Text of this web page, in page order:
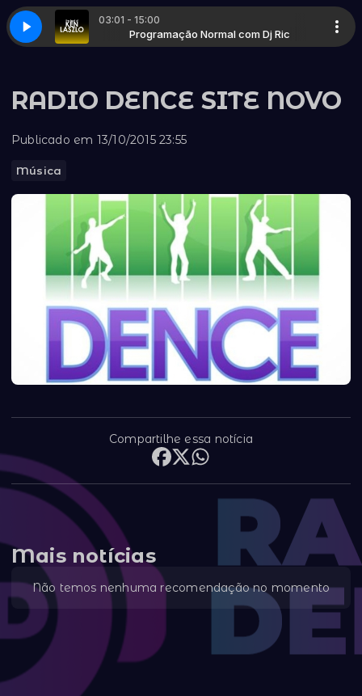
03:01 - 15:00
com Dj Ric Programação Normal com Dj Ric
NEW GENERATION VOL-3)KEN LASZLO - TONIGHT (MIX MASTER
RADIO DENCE SITE NOVO
Publicado em 13/10/2015 23:55
Música
Compartilhe essa notícia
Mais notícias
Não temos nenhuma recomendação no momento